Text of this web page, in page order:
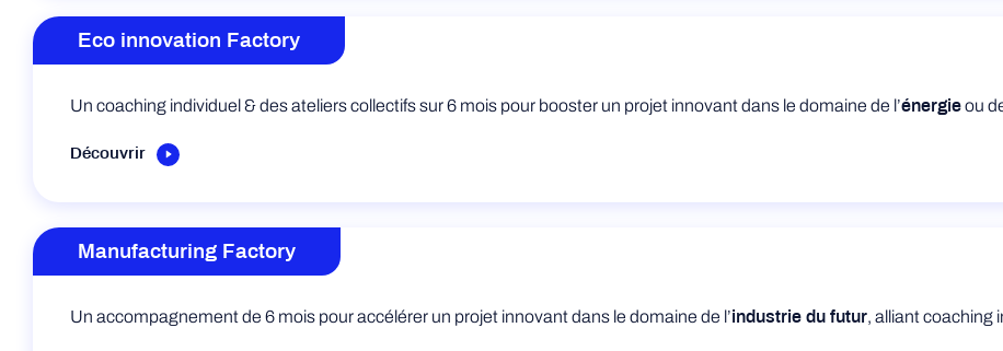
Eco innovation Factory
Un coaching individuel & des ateliers collectifs sur 6 mois pour booster un projet innovant dans le domaine de l’énergie ou
Découvrir
Manufacturing Factory
Un accompagnement de 6 mois pour accélérer un projet innovant dans le domaine de l’industrie du futur, alliant coaching